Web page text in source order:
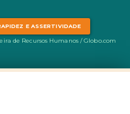
E ASSERTIVIDADE
de Recursos Humanos / Globo.com